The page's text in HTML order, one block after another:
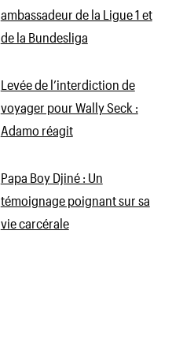
ambassadeur de la Ligue 1 et
de la Bundesliga
Levée de l’interdiction de
voyager pour Wally Seck :
Adamo réagit
Papa Boy Djiné : Un
témoignage poignant sur sa
vie carcérale